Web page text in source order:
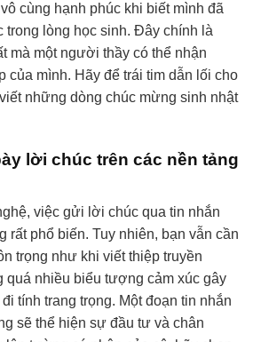
cùng hạnh phúc khi biết mình đã
trong lòng học sinh. Đây chính là
mà một người thầy có thể nhận
của mình. Hãy để trái tim dẫn lối cho
những dòng chúc mừng sinh nhật
lời chúc trên các nền tảng
việc gửi lời chúc qua tin nhắn
rất phổ biến. Tuy nhiên, bạn vẫn cần
trọng như khi viết thiệp truyền
quá nhiều biểu tượng cảm xúc gây
tính trang trọng. Một đoạn tin nhắn
sẽ thể hiện sự đầu tư và chân